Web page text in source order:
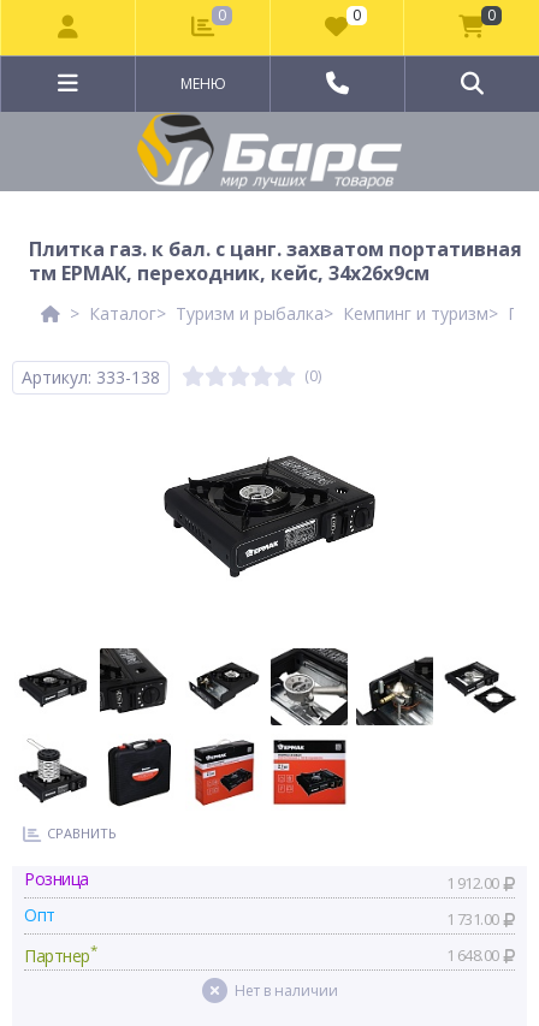
МЕНЮ
Плитка газ. к бал. с цанг. захватом портативная
тм ЕРМАК, переходник, кейс, 34х26х9см
Каталог Туризм и рыбалка Кемпинг и туризм
Артикул: 333-138 (0)
СРАВНИТЬ
Розница 1 912.00
Опт 1 731.00
Партнер* 1 648.00
Нет в наличии
0 0 0